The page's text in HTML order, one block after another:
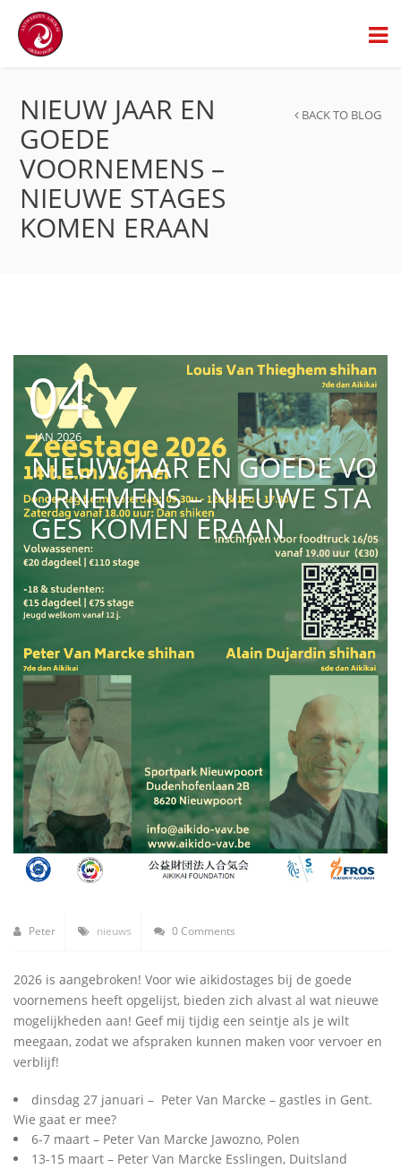
NIEUW JAAR EN
GOEDE
VOORNEMENS –
NIEUWE STAGES
KOMEN ERAAN
BACK TO BLOG
04
JAN 2026
NIEUW JAAR EN GOEDE VO
ORNEMENS – NIEUWE STA
GES KOMEN ERAAN
Peter nieuws 0 Comments
2026 is aangebroken! Voor wie aikidostages bij de goede
voornemens heeft opgelijst, bieden zich alvast al wat nieuwe
mogelijkheden aan! Geef mij tijdig een seintje als je wilt
meegaan, zodat we afspraken kunnen maken voor vervoer en
verblijf!
dinsdag 27 januari – Peter Van Marcke – gastles in Gent.
Wie gaat er mee?
6-7 maart – Peter Van Marcke Jawozno, Polen
13-15 maart – Peter Van Marcke Esslingen, Duitsland